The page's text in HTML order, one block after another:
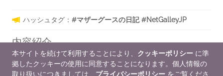
ハッシュタグ： #マザーグースの日記 #NetGalleyJP
内容紹介
ハリウッド映画化決定の「ザ・ランド・オブ・ストーリーズ」
の人気キャラ「マザー・グース」の物語。おとぎの国の秘密が
本サイトを続けて利用することにより、 クッキーポリシー に準
拠したクッキーの使用に同意することになります。個人情報の
取り扱いにつきましては、 プライバシーポリシー をご覧くださ